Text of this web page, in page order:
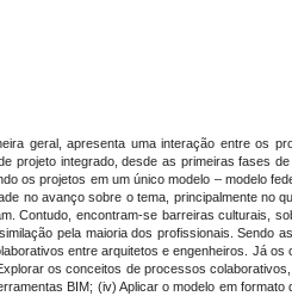
geral, apresenta uma interação entre os
projeto integrado, desde as primeiras fases
os projetos em um único modelo – modelo
no avanço sobre o tema, principalmente no
Contudo, encontram-se barreiras culturais,
pela maioria dos profissionais. Sendo
entre arquitetos e engenheiros. Já
os conceitos de processos
BIM; (iv) Aplicar o modelo em